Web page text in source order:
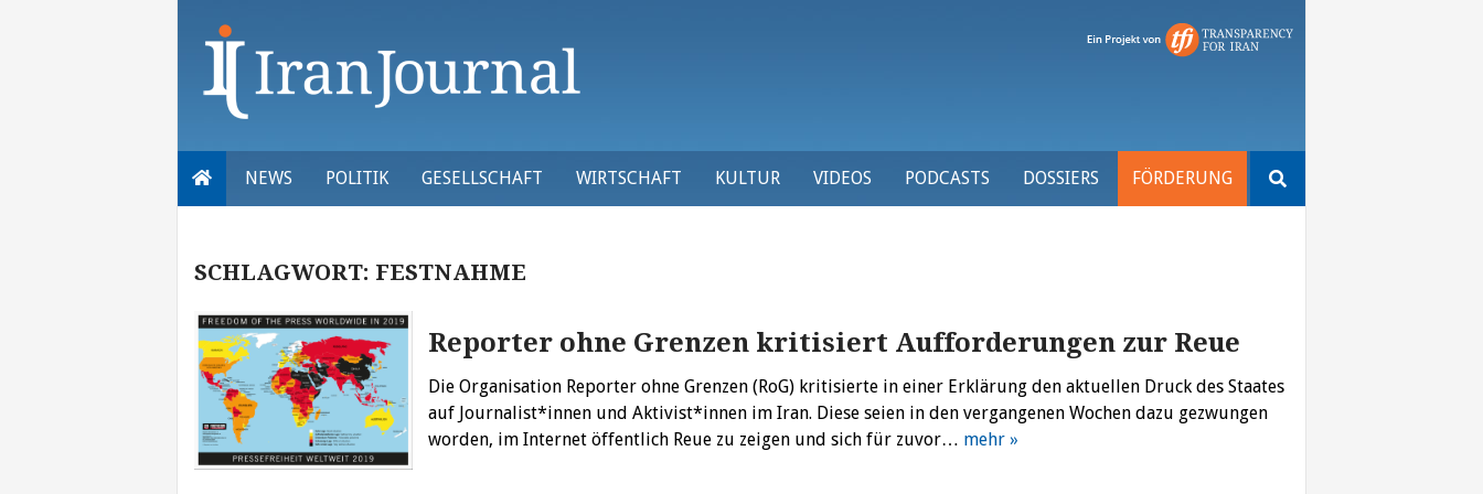
NEWS POLITIK GESELLSCHAFT WIRTSCHAFT KULTUR VIDEOS PODCASTS DOSSIERS FÖRDERUNG
nach:
SCHLAGWORT: FESTNAHME
Reporter ohne Grenzen kritisiert Aufforderungen zur Reue
Die Organisation Reporter ohne Grenzen (RoG) kritisierte in einer Erklärung den aktuellen Druck des Staates
auf Journalist*innen und Aktivist*innen im Iran. Diese seien in den vergangenen Wochen dazu gezwungen
worden, im Internet öffentlich Reue zu zeigen und sich für zuvor… mehr »